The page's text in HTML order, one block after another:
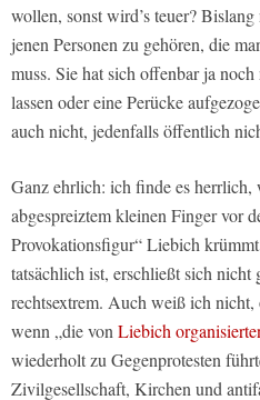
wollen, sonst wird’s teuer?
jenen Personen zu gehören, die
muss. Sie hat sich offenbar ja
lassen oder eine Perücke
auch nicht, jedenfalls öffentlich
Ganz ehrlich: ich finde es herrlich,
abgespreiztem kleinen Finger vor
Provokationsfigur“ Liebich
tatsächlich ist, erschließt sich nicht
rechtsextrem. Auch weiß ich
wenn „die vonLiebich
wiederholt zu Gegenprotesten
Zivilgesellschaft, Kirchen und